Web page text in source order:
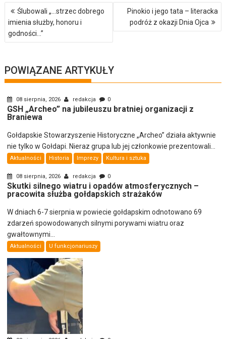
Nawigacja
wpisu
Ślubowali „…strzec dobrego
imienia służby, honoru i
godności…”
Pinokio i jego tata – literacka
podróż z okazji Dnia Ojca
POWIĄZANE ARTYKUŁY
08 sierpnia, 2026 redakcja 0
GSH „Archeo” na jubileuszu bratniej organizacji z
Braniewa
Gołdapskie Stowarzyszenie Historyczne „Archeo” działa aktywnie
nie tylko w Gołdapi. Nieraz grupa lub jej członkowie prezentowali...
Aktualności Historia Imprezy Kultura i sztuka
08 sierpnia, 2026 redakcja 0
Skutki silnego wiatru i opadów atmosferycznych –
pracowita służba gołdapskich strażaków
W dniach 6-7 sierpnia w powiecie gołdapskim odnotowano 69
zdarzeń spowodowanych silnymi porywami wiatru oraz
gwałtownymi...
Aktualności U funkcjonariuszy